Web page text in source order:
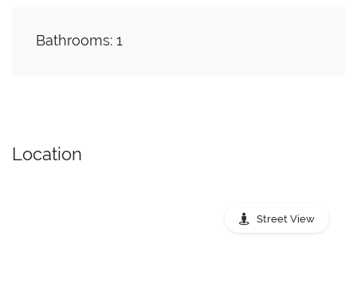
Bathrooms: 1
Location
Street View